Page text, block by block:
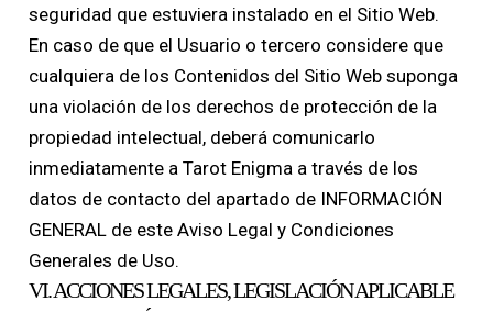
seguridad que estuviera instalado en el Sitio Web.
En caso de que el Usuario o tercero considere que
cualquiera de los Contenidos del Sitio Web suponga
una violación de los derechos de protección de la
propiedad intelectual, deberá comunicarlo
inmediatamente a Tarot Enigma a través de los
datos de contacto del apartado de INFORMACIÓN
GENERAL de este Aviso Legal y Condiciones
Generales de Uso.
VI. ACCIONES LEGALES, LEGISLACIÓN APLICABLE